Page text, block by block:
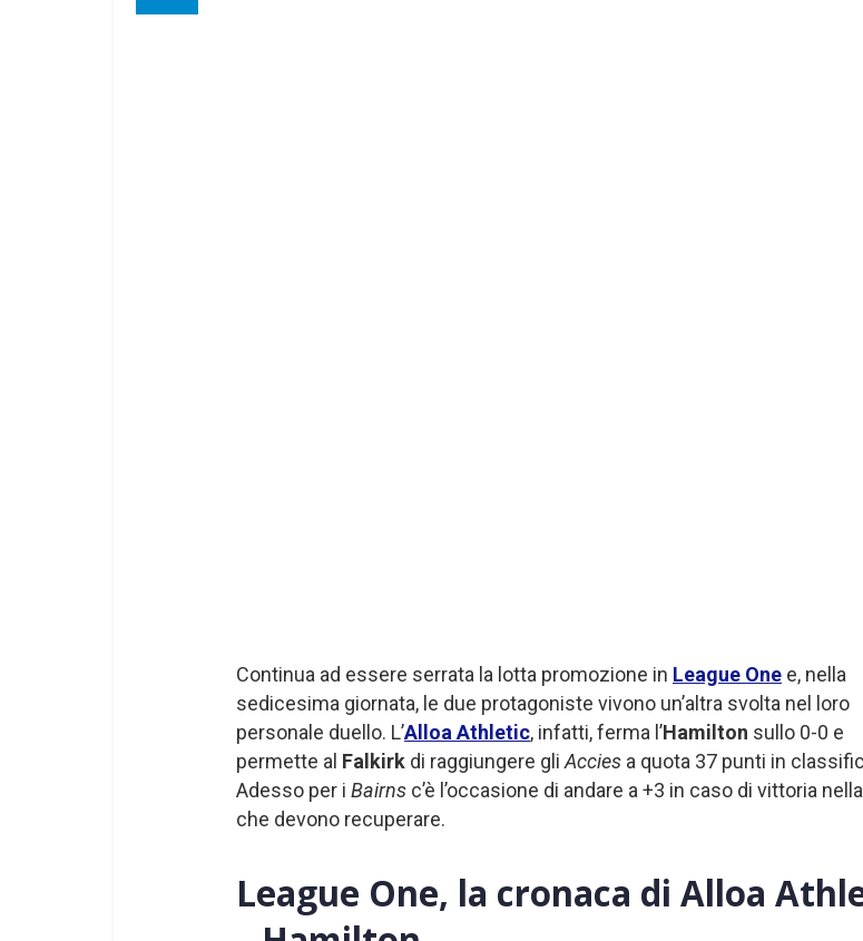
Continua ad essere serrata la lotta promozione in League One e, nella
sedicesima giornata, le due protagoniste vivono un’altra svolta nel loro
personale duello. L’Alloa Athletic, infatti, ferma l’Hamilton sullo 0-0 e
permette al Falkirk di raggiungere gliAccies a quota 37 punti in
Adesso per i Bairns c’è l’occasione di andare a +3 in caso di vittoria
che devono recuperare.
League One, la cronaca di Alloa